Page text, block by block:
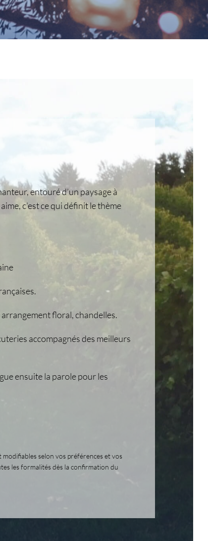
entouré d’un paysage à
c’est ce qui définit le thème
floral, chandelles.
accompagnés des meilleurs
ensuite la parole pour les
selon vos préférences et vos
les formalités dès la confirmation du